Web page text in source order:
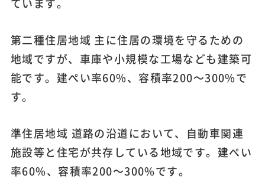
第二種住居地域 主に住居の環境を守るための
地域ですが、車庫や小規模な工場なども建築可
能です。建ぺい率60%、容積率200～300%で
す。
準住居地域 道路の沿道において、自動車関連
施設等と住宅が共存している地域です。建ぺい
率60%、容積率200～300%です。